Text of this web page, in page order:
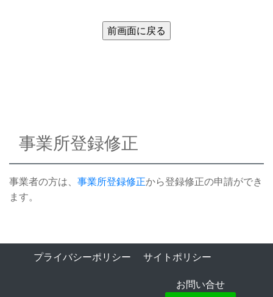
事業所登録修正
事業者の方は、 事業所登録修正から登録修正の申請ができ
ます。
プライバシーポリシー サイトポリシー
お問い合せ